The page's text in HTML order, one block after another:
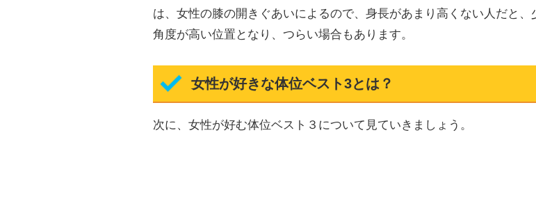
は、女性の膝の開きぐあいによるので、身長があまり高くない人だと、
角度が高い位置となり、つらい場合もあります。
女性が好きな体位ベスト3とは？
次に、女性が好む体位ベスト３について見ていきましょう。